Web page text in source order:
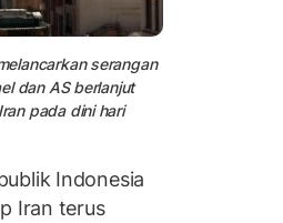
serangan
dan AS berlanjut
pada dini hari
Indonesia
Iran terus